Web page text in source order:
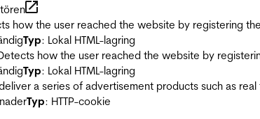
how the user reached the website by registering
Typ: Lokal HTML-lagring
how the user reached the website by
Typ: Lokal HTML-lagring
a series of advertisement products such as
Typ: HTTP-cookie